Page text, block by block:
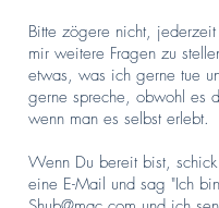
Bitte zögere nicht,
mir weitere Fragen zu
etwas, was ich gerne tue
gerne spreche, obwohl es
wenn man es selbst erlebt.
Wenn Du bereit bist,
eine E-Mail und sag "Ich